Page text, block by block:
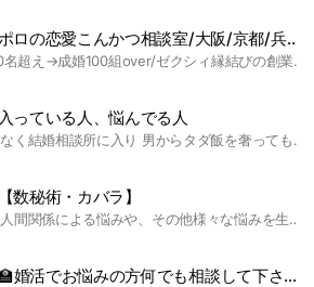
【承認制】ポロの恋愛こんかつ相談室/大阪/京都/兵庫/東京/ダイエット/コスメ/メイク
相談実績1000名超え→成婚100組over/ゼクシィ縁結びの創業期メンバー/結婚相談所の中の人/「結婚したい」をカタチにする💍悩みをみんなで話し合うコミュニティです✨
っている人、悩んでる人
婚活する気もなく結婚相談所に入り 男からタダ飯を奢ってもらう残念な女に騙された人来てください。
数秘術・カバラ】
数霊相談所は人間関係による悩みや、その他様々な悩みを生年月日によって占い導く場です。 どんな悩みでも相談ください。 友人関係や仕事場、学校内で悩みはありませんか？ 是非一度お聞かせ下さい😄 ＃悩み ＃占い ＃人間関係 ＃大阪 ＃仕事 ＃学校 ＃友人 ＃数秘術 ＃友達 ＃上司 ＃部下 ＃恋人 ＃恋愛 ＃結婚 ＃家庭
婚活先生👨‍🏫婚活でお悩みの方何でも相談して下さい❢